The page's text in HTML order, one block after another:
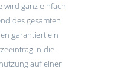
wird ganz einfach
des gesamten
garantiert ein
in die
auf einer